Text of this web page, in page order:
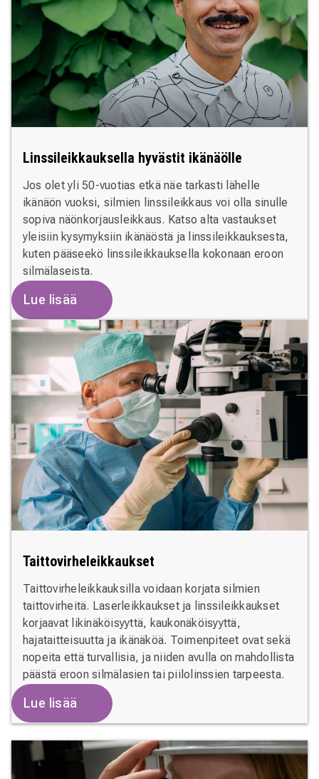
Linssileikkauksella hyvästit ikänäölle
Jos olet yli 50-vuotias etkä näe tarkasti lähelle
ikänäön vuoksi, silmien linssileikkaus voi olla sinulle
sopiva näönkorjausleikkaus. Katso alta vastaukset
yleisiin kysymyksiin ikänäöstä ja linssileikkauksesta,
kuten pääseekö linssileikkauksella kokonaan eroon
silmälaseista.
Lue lisää
Taittovirheleikkaukset
Taittovirheleikkauksilla voidaan korjata silmien
taittovirheitä. Laserleikkaukset ja linssileikkaukset
korjaavat likinäköisyyttä, kaukonäköisyyttä,
hajataitteisuutta ja ikänäköä. Toimenpiteet ovat sekä
nopeita että turvallisia, ja niiden avulla on mahdollista
päästä eroon silmälasien tai piilolinssien tarpeesta.
Lue lisää